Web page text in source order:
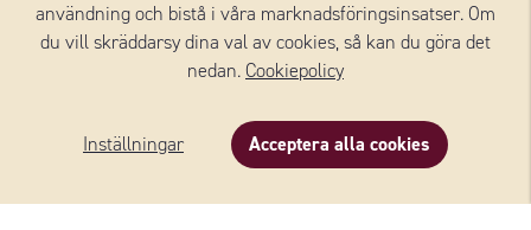
användning och bistå i våra marknadsföringsinsatser. Om
du vill skräddarsy dina val av cookies, så kan du göra det
nedan.Cookiepolicy
Inställningar Acceptera alla cookies
Wernersson Ost Danmark A/S
Nørregade 8, 1, sal
4100 RINGSTED
Danmark
+45 59 18 50 90
Email:info@we-to.dk